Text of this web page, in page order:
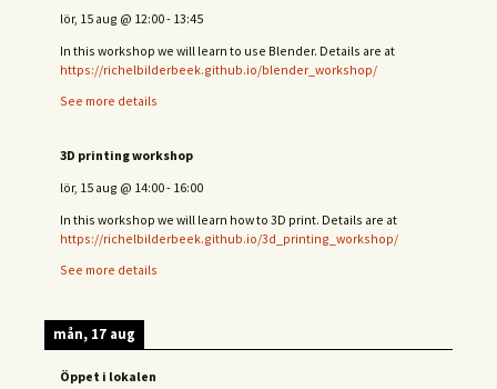
lör, 15 aug @ 12:00- 13:45
In this workshop we will learn to use Blender. Details are at
https://richelbilderbeek.github.io/blender_workshop/
See more details
3D printing workshop
lör, 15 aug @ 14:00- 16:00
In this workshop we will learn how to 3D print. Details are at
https://richelbilderbeek.github.io/3d_printing_workshop/
See more details
mån, 17 aug
Öppet i lokalen